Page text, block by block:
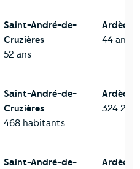
Saint-André-de-
Cruzières
52 ans
Ardèche
44 ans
Saint-André-de-
Cruzières
468 habitants
Ardèche
324
Saint-André-de-
Ardèche